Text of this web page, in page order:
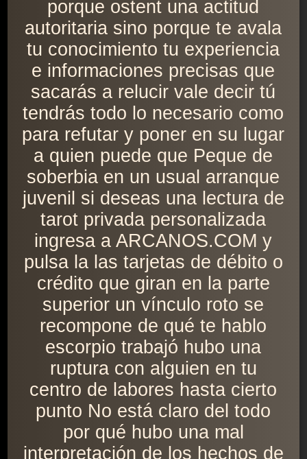
porque ostent una actitud
autoritaria sino porque te avala
tu conocimiento tu experiencia
e informaciones precisas que
sacarás a relucir vale decir tú
tendrás todo lo necesario como
para refutar y poner en su lugar
a quien puede que Peque de
soberbia en un usual arranque
juvenil si deseas una lectura de
tarot privada personalizada
ingresa a ARCANOS.COM y
pulsa la las tarjetas de débito o
crédito que giran en la parte
superior un vínculo roto se
recompone de qué te hablo
escorpio trabajó hubo una
ruptura con alguien en tu
centro de labores hasta cierto
punto No está claro del todo
por qué hubo una mal
interpretación de los hechos de